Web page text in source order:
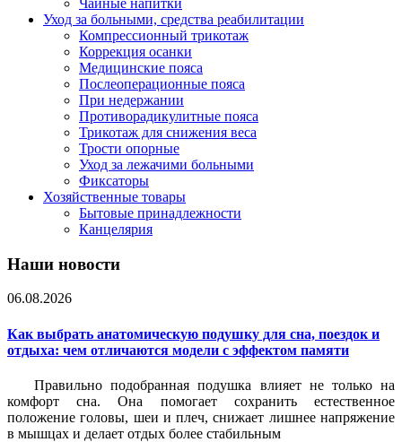
Чайные напитки
Уход за больными, средства реабилитации
Компрессионный трикотаж
Коррекция осанки
Медицинские пояса
Послеоперационные пояса
При недержании
Противорадикулитные пояса
Трикотаж для снижения веса
Трости опорные
Уход за лежачими больными
Фиксаторы
Хозяйственные товары
Бытовые принадлежности
Канцелярия
Наши новости
06.08.2026
Как выбрать анатомическую подушку для сна, поездок и
отдыха: чем отличаются модели с эффектом памяти
Правильно подобранная подушка влияет не только на
комфорт сна. Она помогает сохранить естественное
положение головы, шеи и плеч, снижает лишнее напряжение
в мышцах и делает отдых более стабильным